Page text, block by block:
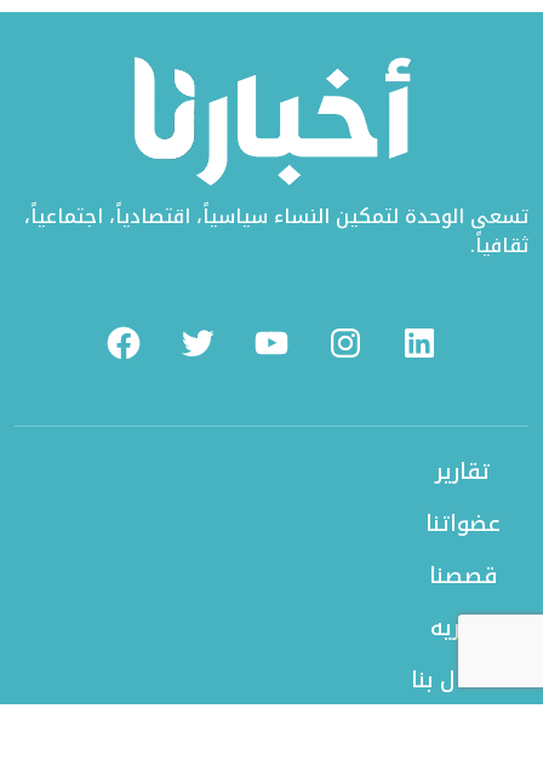
تسعى الوحدة لتمكين النساء سياسياً، اقتصادياً، اجتماعياً،
ثقافياً.
FacebookTwitterYoutubeInstagramLinkedin
تقارير
عضواتنا
قصصنا
بورتريه
الاتصال بنا